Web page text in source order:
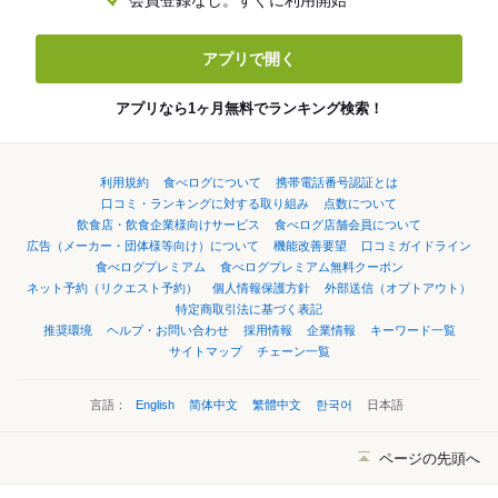
アプリで開く
アプリなら1ヶ月無料でランキング検索！
利用規約 食べログについて
携帯電話番号認証とは
口コミ・ランキングに対する取り組み
点数について
飲食店・飲食企業様向けサービス
食べログ店舗会員について
広告（メーカー・団体様等向け）について
機能改善要望
口コミガイドライン
食べログプレミアム
食べログプレミアム無料クーポン
ネット予約（リクエスト予約）
個人情報保護方針
外部送信（オプトアウト）
特定商取引法に基づく表記
推奨環境
ヘルプ・お問い合わせ 採用情報 企業情報
キーワード一覧
サイトマップ
チェーン一覧
言語： English 简体中文 繁體中文 한국어 日本語
ページの先頭へ